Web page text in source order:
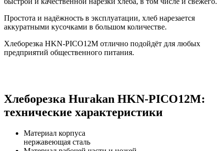
Простота и надёжность в эксплуатации, хлеб нарезается
аккуратными кусочками в большом количестве.
Хлеборезка HKN-PICO12M отлично подойдёт для любых
предприятий общественного питания.
Хлеборезка Hurakan HKN-PICO12M:
технические характеристики
Материал корпуса
нержавеющая сталь